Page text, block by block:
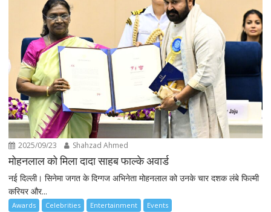
2025/09/23 Shahzad Ahmed
मोहनलाल को मिला दादा साहब फाल्के अवार्ड
नई दिल्ली। सिनेमा जगत के दिग्गज अभिनेता मोहनलाल को उनके चार दशक लंबे फिल्मी
करियर और...
Awards Celebrities Entertainment
Events